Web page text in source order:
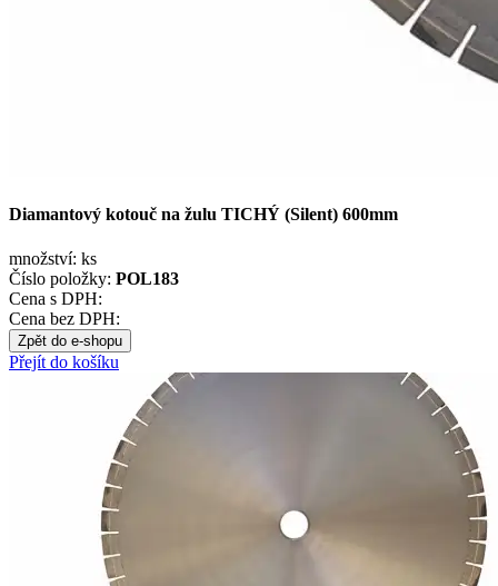
Diamantový kotouč na žulu TICHÝ (Silent) 600mm
množství: ks
Číslo položky: POL183
Cena s DPH:
Cena bez DPH:
Zpět do e-shopu
Přejít do košíku